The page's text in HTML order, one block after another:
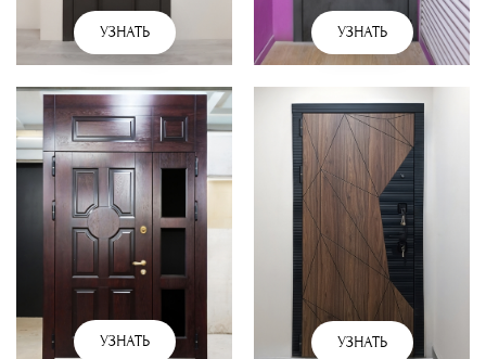
УЗНАТЬ
УЗНАТЬ
УЗНАТЬ
УЗНАТЬ